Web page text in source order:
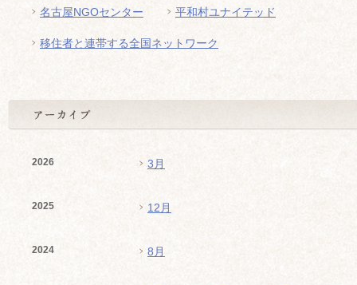
名古屋NGOセンター 平和村ユナイテッド
移住者と連帯する全国ネットワーク
2026 3月
2025 12月
2024 8月